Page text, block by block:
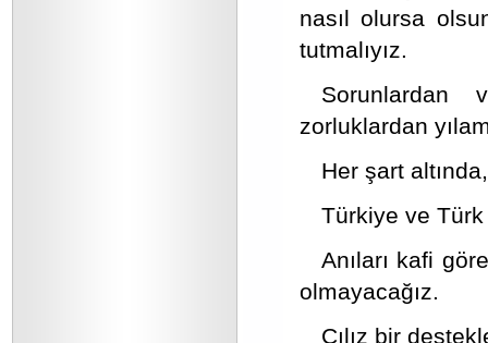
nasıl olursa
tutmalıyız.
Sorunlardan
zorluklardan
Her şart
Türkiye ve
Anıları kafi
olmayacağız.
Cılız bir